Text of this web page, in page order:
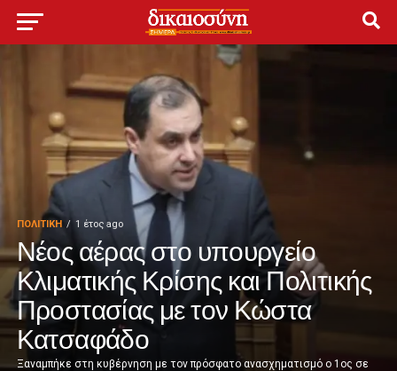
ΠΟΛΙΤΙΚΉ 1 έτος ago
Νέος αέρας στο υπουργείο
Κλιματικής Κρίσης και Πολιτικής
Προστασίας με τον Κώστα
Κατσαφάδο
Ξαναμπήκε στη κυβέρνηση με τον πρόσφατο ανασχηματισμό ο 1ος σε